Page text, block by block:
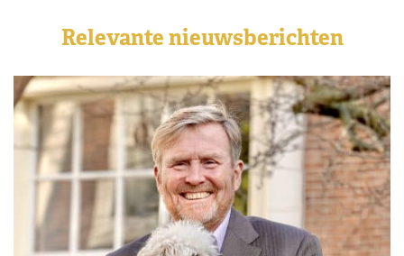
Relevante nieuwsberichten